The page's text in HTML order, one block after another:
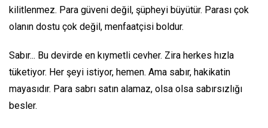
kilitlenmez. Para güveni değil, şüpheyi büyütür. Parası çok
olanın dostu çok değil, menfaatçisi boldur.
Sabır... Bu devirde en kıymetli cevher. Zira herkes hızla
tüketiyor. Her şeyi istiyor, hemen. Ama sabır, hakikatin
mayasıdır. Para sabrı satın alamaz, olsa olsa sabırsızlığı
besler.